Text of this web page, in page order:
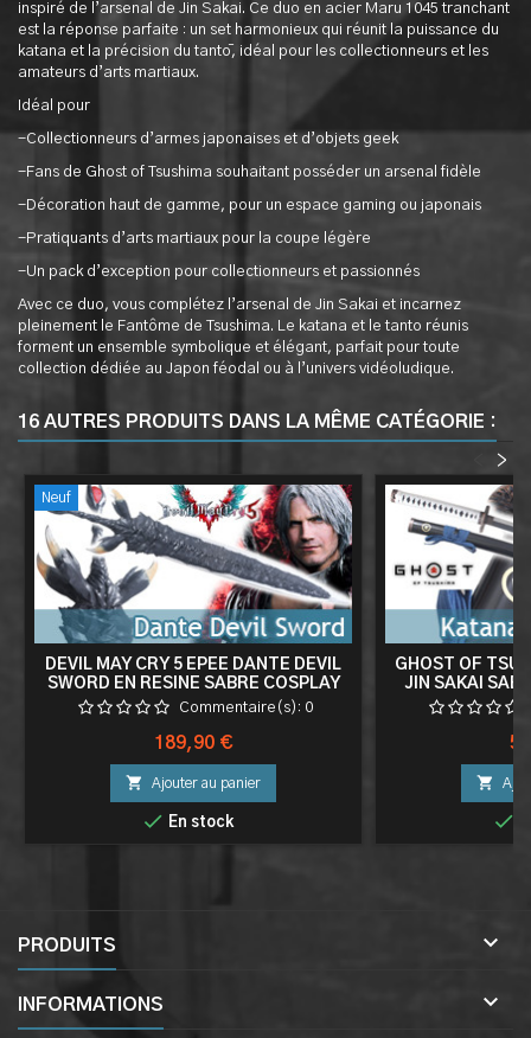
inspiré de l’arsenal de Jin Sakai. Ce duo en acier Maru 1045 tranchant
est la réponse parfaite : un set harmonieux qui réunit la puissance du
katana et la précision du tantō, idéal pour les collectionneurs et les
amateurs d’arts martiaux.
Idéal pour
-Collectionneurs d’armes japonaises et d’objets geek
-Fans de Ghost of Tsushima souhaitant posséder un arsenal fidèle
-Décoration haut de gamme, pour un espace gaming ou japonais
-Pratiquants d’arts martiaux pour la coupe légère
-Un pack d’exception pour collectionneurs et passionnés
Avec ce duo, vous complétez l’arsenal de Jin Sakai et incarnez
pleinement le Fantôme de Tsushima. Le katana et le tanto réunis
forment un ensemble symbolique et élégant, parfait pour toute
collection dédiée au Japon féodal ou à l’univers vidéoludique.
16 AUTRES PRODUITS DANS LA MÊME CATÉGORIE :
>
Neuf
DEVIL MAY CRY 5 EPEE DANTE DEVIL
SWORD EN RESINE SABRE COSPLAY
Commentaire(s): 0
Prix
189,90 €
 Ajouter au panier
 En stock
GHOST OF
JIN SAKAI
NON


PRODUITS 
INFORMATIONS 